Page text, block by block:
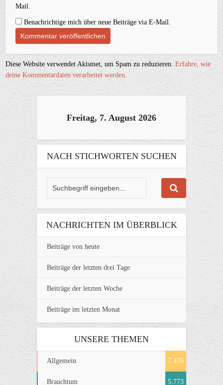
Mail.
Benachrichtige mich über neue Beiträge via E-Mail.
Diese Website verwendet Akismet, um Spam zu reduzieren.Erfahre, wie
deine Kommentardaten verarbeitet werden.
Freitag, 7. August 2026
NACH STICHWORTEN SUCHEN
NACHRICHTEN IM ÜBERBLICK
Beiträge von heute
Beiträge der letzten drei Tage
Beiträge der letzten Woche
Beiträge im letzten Monat
UNSERE THEMEN
Allgemein 7.476
Brauchtum 5.773